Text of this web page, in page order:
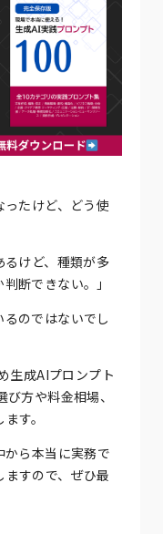
ったけど、どう使
るけど、種類が多
断できない。」
のではないでし
生成AIプロンプト
方や料金相場、
す。
ら本当に実務で
すので、ぜひ最